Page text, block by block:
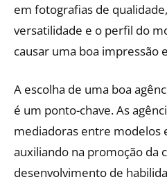
em fotografias de
versatilidade e o perfil do
causar uma boa impressão
A escolha de uma boa
é um ponto-chave. As
mediadoras entre modelos
auxiliando na promoção da
desenvolvimento de